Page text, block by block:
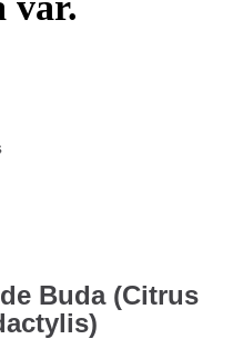
Buda (Citrus